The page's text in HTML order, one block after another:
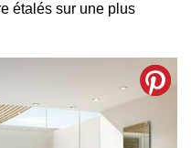
étalés sur une plus